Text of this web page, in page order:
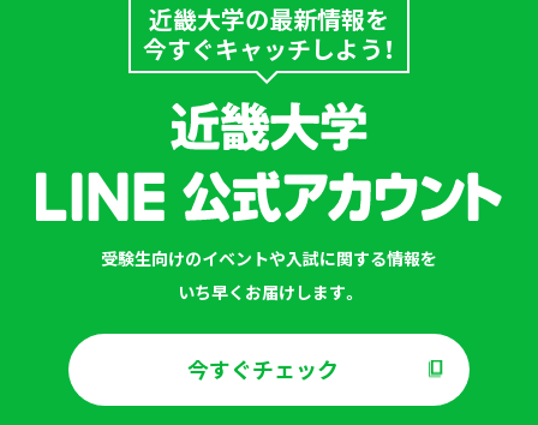
近畿大学の最新情報を
今すぐキャッチしよう！
受験生向けのイベントや入試に関する情報を
いち早くお届けします。
今すぐチェック